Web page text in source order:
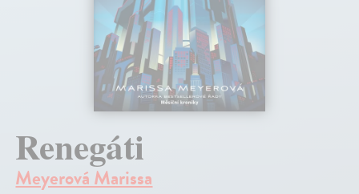
Renegáti
Meyerová Marissa